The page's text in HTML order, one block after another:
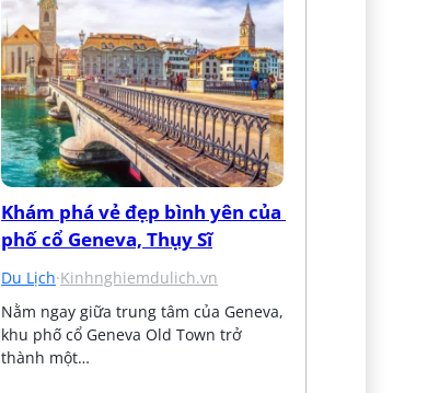
Khám phá vẻ đẹp bình yên của
phố cổ Geneva, Thụy Sĩ
Du Lịch·Kinhnghiemdulich.vn
Nằm ngay giữa trung tâm của Geneva,
khu phố cổ Geneva Old Town trở
thành một…